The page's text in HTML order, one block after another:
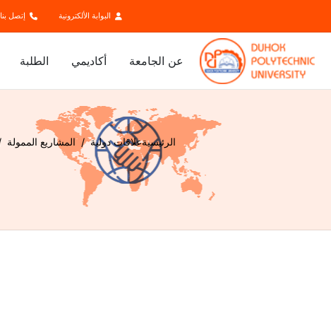
البوابة الألكترونية إتصل بنا
عن الجامعة أكاديمي الطلبة
الرئيسيةعلاقات دولية المشاريع الممولة